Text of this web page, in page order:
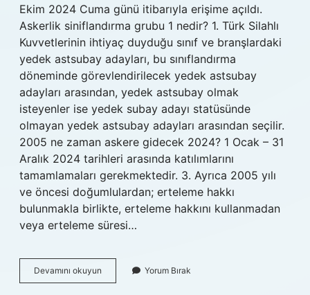
Ekim 2024 Cuma günü itibarıyla erişime açıldı.
Askerlik siniflandırma grubu 1 nedir? 1. Türk Silahlı
Kuvvetlerinin ihtiyaç duyduğu sınıf ve branşlardaki
yedek astsubay adayları, bu sınıflandırma
döneminde görevlendirilecek yedek astsubay
adayları arasından, yedek astsubay olmak
isteyenler ise yedek subay adayı statüsünde
olmayan yedek astsubay adayları arasından seçilir.
2005 ne zaman askere gidecek 2024? 1 Ocak – 31
Aralık 2024 tarihleri ​​arasında katılımlarını
tamamlamaları gerekmektedir. 3. Ayrıca 2005 yılı
ve öncesi doğumlulardan; erteleme hakkı
bulunmakla birlikte, erteleme hakkını kullanmadan
veya erteleme süresi…
Devamını okuyun
Celbi
Yorum Bırak